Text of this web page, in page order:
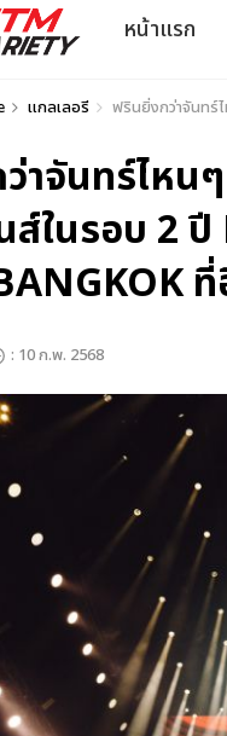
หน้าแรก
แกลเลอรี ฟรินยิ่งกว่าจันทร์
าจันทร์ไหน
ส์ในรอบ 2
: 10 ก.พ. 2568